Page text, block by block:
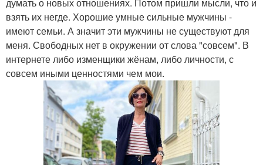
взять их негде. Хорошие умные сильные мужчины -
имеют семьи. А значит эти мужчины не существуют для
меня. Свободных нет в окружении от слова "совсем". В
интернете либо изменщики жёнам, либо личности, с
совсем иными ценностями чем мои.